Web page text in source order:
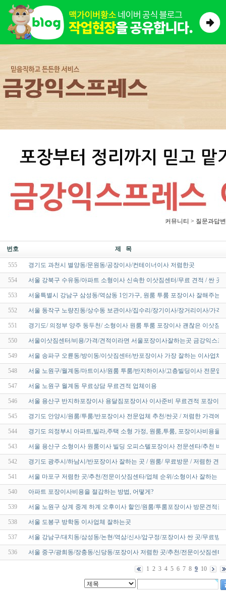
커뮤니티 > 질문과답변
번호 제 목
555 경기도 과천시 별양동/문원동/공장이사/컨테이너이사 저렴한곳
554 서울 강북구 수유동/아파트 소형이사 신속한 이삿짐센터/무료 견적 / 싼 곳
553 서울특별시 강남구 삼성동/역삼동 1인가구, 원룸 투룸 포장이사 잘해주는
552 서울 동작구 노량진동/상수동 보관이사/집수리/장기이사/장거리이사/가
551 경기도/ 의정부 양주 동두천/ 소형이사 원룸 투룸 포장이사 괜찮은 이삿짐
550 서울이삿짐센터/비용/가격/견적이라면 서울포장이사잘하는곳 금강익스
549 서울 송파구 오륜동/방이동/이삿짐센터/반포장이사 가장 잘하는 이사업
548 서울 노원구/월계동/마트이사/원룸 투룸/반지하이사/고층빌딩이사 전문업
547 서울 노원구 월계동 무료상담 무료견적 업체이용
546 서울 용산구 반지하포장이사 용달짐포장이사 이사준비 무료견적 포장이
545 경기도 안양시/원룸/투룸/반포장이사 전문업체 추천/싼곳 / 저렴한 가격에
544 경기도 의정부시 아파트,빌라,주택 소형 가정, 원룸,투룸, 포장이사비용을
543 서울 용산구 소형이사 원룸이사 빌딩 오피스텔포장이사 전문센타/추천 비
542 경기도 광주시/하남시/반포장이사 잘하는 곳 / 원룸/ 무료방문 / 저렴한 견적
541 서울 마포구 저렴한 곳/추천/전문이삿짐센타/업체 순위/소형이사 잘하는
540 아파트 포장이사비용을 절감하는 방법, 어떻게?
539 서울 노원구 상계 중계 하계 오후이사 할인/원룸/투룸포장이사 방문견적
538 서울 도봉구 방학동 이사업체 잘하는곳
537 서울 강남구/대치동/삼성동/논현/역삼/신사/압구정/포장이사 싼 곳/무료방
536 서울 중구/광희동/장충동/신당동/포장이사 저렴한 곳/추천/전문이삿짐센
1 2 3 4 5 6 7 8 9 10